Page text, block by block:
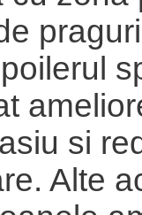
si
Alte